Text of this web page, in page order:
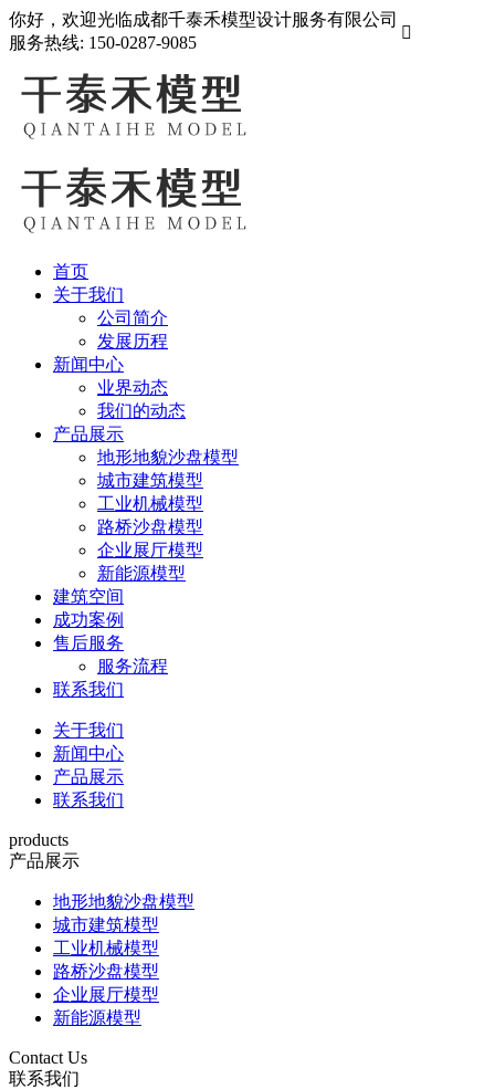
你好，欢迎光临成都千泰禾模型设计服务有限公司
服务热线: 150-0287-9085

首页
关于我们
公司简介
发展历程
新闻中心
业界动态
我们的动态
产品展示
地形地貌沙盘模型
城市建筑模型
工业机械模型
路桥沙盘模型
企业展厅模型
新能源模型
建筑空间
成功案例
售后服务
服务流程
联系我们
关于我们
新闻中心
产品展示
联系我们
products
产品展示
地形地貌沙盘模型
城市建筑模型
工业机械模型
路桥沙盘模型
企业展厅模型
新能源模型
Contact Us
联系我们